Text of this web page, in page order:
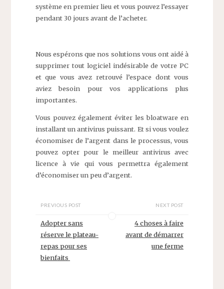
système en premier lieu et vous pouvez l’essayer
pendant 30 jours avant de l’acheter.
Nous espérons que nos solutions vous ont aidé à
supprimer tout logiciel indésirable de votre PC
et que vous avez retrouvé l’espace dont vous
aviez besoin pour vos applications plus
importantes.
Vous pouvez également éviter les bloatware en
installant un antivirus puissant. Et si vous voulez
économiser de l’argent dans le processus, vous
pouvez opter pour le meilleur antivirus avec
licence à vie qui vous permettra également
d’économiser un peu d’argent.
PREVIOUS POST
Adopter sans
réserve le plateau-
repas pour ses
bienfaits
NEXT POST
4 choses à faire
avant de démarrer
une ferme